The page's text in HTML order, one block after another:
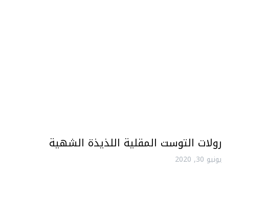
رولات التوست المقلية اللذيذة الشهية
يونيو 30, 2020